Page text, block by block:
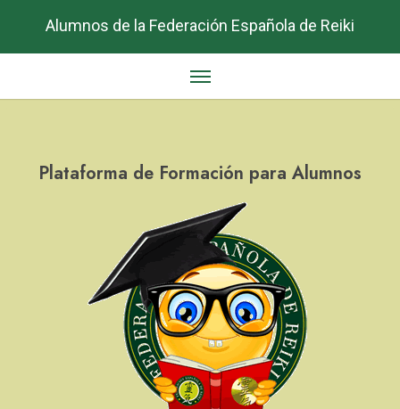
Plataforma de Formación para Alumnos
Alumnos de la Federación Española de Reiki